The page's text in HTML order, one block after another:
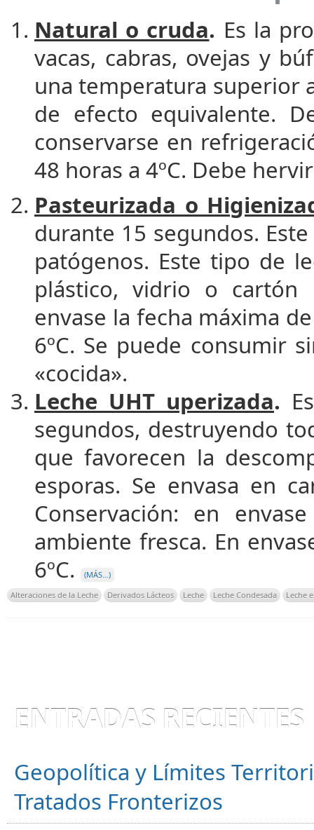
Natural o cruda. Es la
vacas, cabras, ovejas y
una temperatura superior
de efecto equivalente.
conservarse en
48 horas a 4ºC. Debe
Pasteurizada o
durante 15 segundos.
patógenos. Este tipo de
plástico, vidrio o cartón
envase la fecha máxima
6ºC. Se puede consumir
«cocida».
Leche UHT uperizada.
segundos, destruyendo
que favorecen la
esporas. Se envasa en
Conservación: en
ambiente fresca. En
6ºC.
(MÁS…)
Alteraciones de la Leche
Derivados Lácteos Leche Leche Condesada Leche
ENTRADAS RECIENTES
Geopolítica y Límites
Tratados Fronterizos